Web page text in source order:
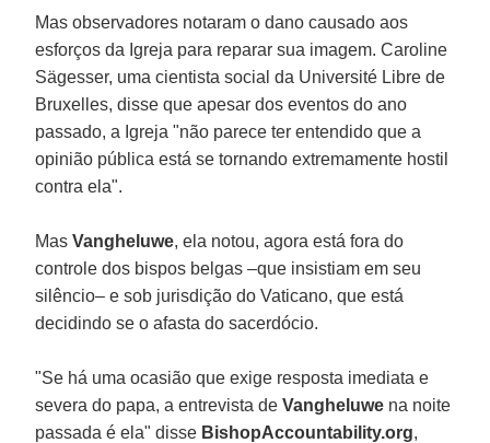
Mas observadores notaram o dano causado aos
esforços da Igreja para reparar sua imagem. Caroline
Sägesser, uma cientista social da Université Libre de
Bruxelles, disse que apesar dos eventos do ano
passado, a Igreja "não parece ter entendido que a
opinião pública está se tornando extremamente hostil
contra ela".
MasVangheluwe, ela notou, agora está fora do
controle dos bispos belgas –que insistiam em seu
silêncio– e sob jurisdição do Vaticano, que está
decidindo se o afasta do sacerdócio.
"Se há uma ocasião que exige resposta imediata e
severa do papa, a entrevista deVangheluwe na noite
passada é ela" disse BishopAccountability.org,